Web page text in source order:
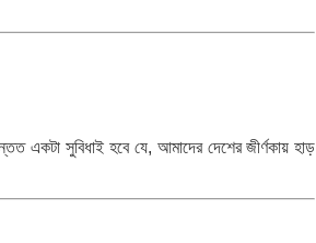
একটা সুবিধাই হবে যে, আমাদের দেশের জীর্ণকায় হাড়